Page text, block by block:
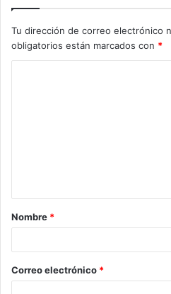
Tu dirección de correo electrónico
obligatorios están marcados con *
Nombre *
Correo electrónico *